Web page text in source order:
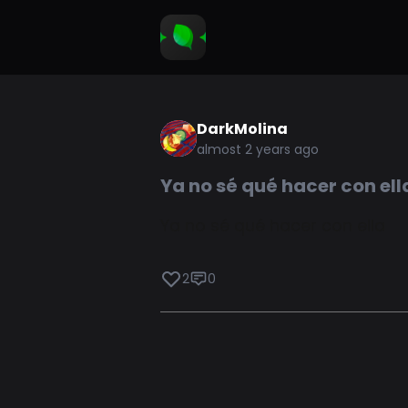
DarkMolina
almost 2 years ago
Ya no sé qué hacer con
2 0